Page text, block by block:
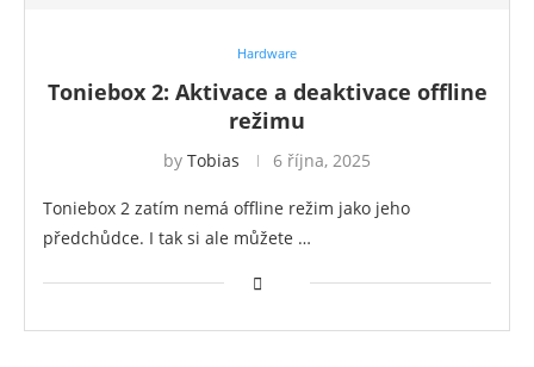
Hardware
Toniebox 2: Aktivace a deaktivace offline
režimu
by Tobias 6 října, 2025
Toniebox 2 zatím nemá offline režim jako jeho
předchůdce. I tak si ale můžete …